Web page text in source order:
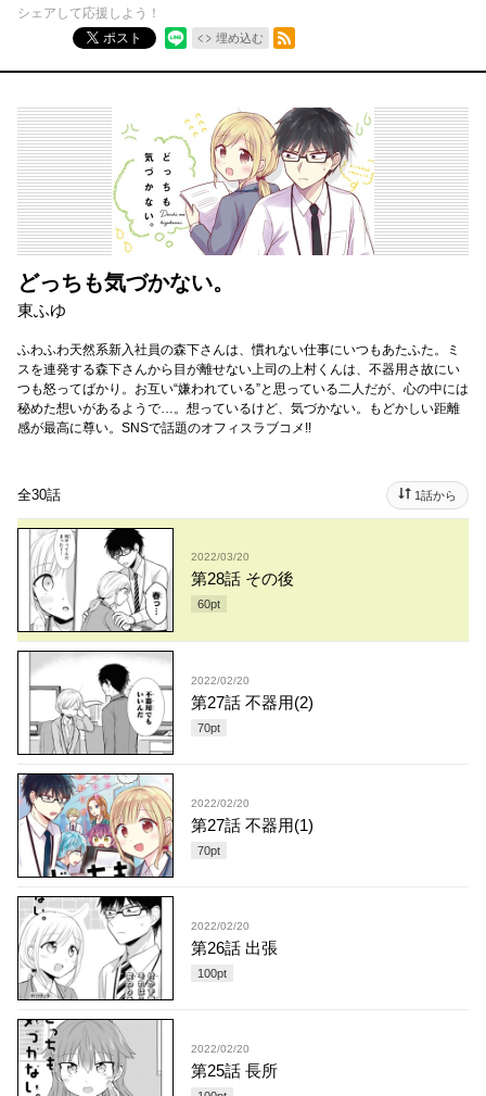
シェアして応援しよう！
ポスト
埋め込む
RSSフィード
どっちも気づかない。
東ふゆ
ふわふわ天然系新入社員の森下さんは、慣れない仕事にいつもあたふた。ミ
スを連発する森下さんから目が離せない上司の上村くんは、不器用さ故にい
つも怒ってばかり。お互い“嫌われている”と思っている二人だが、心の中には
秘めた想いがあるようで…。想っているけど、気づかない。もどかしい距離
感が最高に尊い。SNSで話題のオフィスラブコメ!!
全30話 1話から
2022/03/20
第28話 その後
60pt
2022/02/20
第27話 不器用(2)
70pt
2022/02/20
第27話 不器用(1)
70pt
2022/02/20
第26話 出張
100pt
2022/02/20
第25話 長所